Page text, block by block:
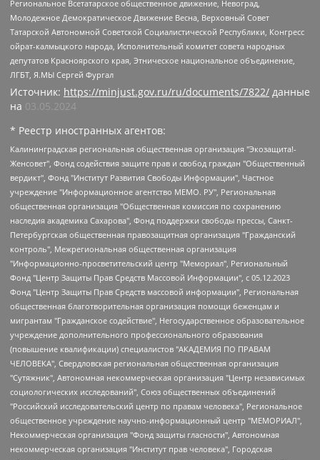
Региональное Всетатарское общественное движение, Невоград,
Молодежное Демократическое Движение Весна, Верховный Совет
Татарской Автономной Советской Социалистической Республики, Конгресс
ойрат-калмыцкого народа, Исполнительный комитет совета народных
депутатов Красноярского края, Этническое национальное объединение,
ЛГБТ, Я.МЫ Сергей Фургал
Источник: https://minjust.gov.ru/ru/documents/7822/ данные
на 03.05.2024
* Реестр иностранных агентов:
Калининградская региональная общественная организация "Экозащита!-Женсовет", Фонд содействия защите прав и свобод граждан "Общественный вердикт", Фонд "Институт Развития Свободы Информации", Частное учреждение "Информационное агентство МЕМО. РУ", Региональная общественная организация "Общественная комиссия по сохранению наследия академика Сахарова", Фонд поддержки свободы прессы, Санкт-Петербургская общественная правозащитная организация "Гражданский контроль", Межрегиональная общественная организация "Информационно-просветительский центр "Мемориал", Региональный Фонд "Центр Защиты Прав Средств Массовой Информации", с 05.12.2023 Фонд "Центр Защиты Прав Средств массовой информации", Региональная общественная благотворительная организация помощи беженцам и мигрантам "Гражданское содействие", Негосударственное образовательное учреждение дополнительного профессионального образования (повышение квалификации) специалистов "АКАДЕМИЯ ПО ПРАВАМ ЧЕЛОВЕКА", Свердловская региональная общественная организация "Сутяжник", Автономная некоммерческая организация "Центр независимых социологических исследований", Союз общественных объединений "Российский исследовательский центр по правам человека", Региональное общественное учреждение научно-информационный центр "МЕМОРИАЛ", Некоммерческая организация "Фонд защиты гласности", Автономная некоммерческая организация "Институт прав человека", Городская общественная организация "Екатеринбургское общество "МЕМОРИАЛ", Городская общественная организация "Рязанское историко-просветительское и правозащитное общество "Мемориал" (Рязанский Мемориал), Челябинский региональный орган общественной самодеятельности – женское общественное объединение "Женщины Евразии", Челябинский региональный орган общественной самодеятельности "Уральская правозащитная группа", Фонд содействия защите здоровья и социальной справедливости имени Андрея Рылькова, Автономная Некоммерческая Организация "Аналитический Центр Юрия Левады", Автономная некоммерческая организация социальной поддержки населения "Проект Апрель", Региональная общественная организация помощи женщинам и детям, находящимся в кризисной ситуации "Информационно-методический центр "Анна", Фонд содействия развитию массовых коммуникаций и правовому просвещению "Так-так-Так", Фонд содействия устойчивому развитию "Серебряная тайга", Свердловский региональный общественный фонд социальных проектов "Новое время", "Idel.Реалии", Кавказ.Реалии, Крым.Реалии, Телеканал Настоящее Время, Татаро-башкирская служба Радио Свобода (Azatliq Radiosi), Радио Свободная Европа/Радио Свобода (PCE/PC), "Сибирь.Реалии", "Фактограф", Благотворительный фонд помощи осужденным и их семьям, Автономная некоммерческая организация "Институт глобализации и социальных движений", Фонд "В защиту прав заключенных", Частное учреждение "Центр поддержки и содействия развитию средств массовой информации", Пензенский региональный общественный благотворительный фонд "Гражданский союз", "Север.Реалии", Некоммерческая организация Фонд "Правовая инициатива", Общество с ограниченной ответственностью "Радио Свободная Европа/Радио Свобода", Чешское информационное агентство "MEDIUM-ORIENT", Красноярская региональная общественная организация "Мы против СПИДа", Камалягин Денис Николаевич, Маркелов Сергей Евгеньевич, Пономарев Лев Александрович, Савицкая Людмила Алексеевна, Автономная некоммерческая организация "Центр по работе с проблемой насилия "НАСИЛИЮ.НЕТ", Межрегиональный профессиональный союз работников здравоохранения "Альянс врачей", Юридическое лицо, зарегистрированное в Латвийской Республике, SIA "Medusa Project" (регистрационный номер 40103797863, дата регистрации 10.06.2014), Некоммерческая организация "Фонд по борьбе с коррупцией", Автономная некоммерческая организация "Институт права и публичной политики", Баданин Роман Сергеевич, Гликин Максим Александрович, Железнова Мария Михайловна, Лукьянова Юлия Сергеевна, Маетная Елизавета Витальевна, Маняхин Петр Борисович, Чуракова Ольга Владимировна, Ярош Юлия Петровна, Юридическое лицо "The Insider SIA", зарегистрированное в Риге, Латвийская Республика (дата регистрации 26.06.2015), являющееся администратором доменного имени интернет-издания "The Insider SIA", https://theins.ru, Постернак Алексей Евгеньевич, Рубин Михаил Аркадьевич, Анин Роман Александрович, Юридическое лицо Istories fonds, зарегистрированное в Латвийской Республике (регистрационный номер 50008295751, дата регистрации 24.02.2020), Великовский Дмитрий Александрович, Долинина Ирина Николаевна, Мароховская Алеся Алексеевна, Шлейнов Роман Юрьевич, Шмагун Олеся Валентиновна, Общество с ограниченной ответственностью "Альтаир 2021", Общество с ограниченной ответственностью "Вега 2021", Общество с ограниченной ответственностью "Главный редактор 2021", Общество с ограниченной ответственностью "Ромашки монолит", Важенков Артем Валерьевич, Ивановская областная общественная организация "Центр гендерных исследований", Гурман Юрий Альбертович, Медиапроект "ОВД-Инфо", Егоров Владимир Владимирович, Жилинский Владимир Александрович, Общество с ограниченной ответственностью "ЗП", Иванова София Юрьевна, Карезина Инна Павловна, Кильтау Екатерина Викторовна, Петров Алексей Викторович, Пискунов Сергей Евгеньевич, Смирнов Сергей Сергеевич, Тихонов Михаил Сергеевич, Общество с ограниченной ответственностью "ЖУРНАЛИСТ-ИНОСТРАННЫЙ АГЕНТ", Арапова Галина Юрьевна, Вольтская Татьяна Анатольевна, Американская компания "Mason G.E.S. Anonymous Foundation" (США), являющаяся владельцем интернет-издания https://mnews.world/, Компания "Stichting Bellingcat", зарегистрированная в Нидерландах (дата регистрации 11.07.2018), Захаров Андрей Вячеславович, Клепиковская Екатерина Дмитриевна, Общество с ограниченной ответственностью "МЕМО", Перл Роман Александрович, Симонов Евгений Алексеевич, Соловьева Елена Анатольевна, Сотников Даниил Владимирович, Сурначева Елизавета Дмитриевна, Автономная некоммерческая организация по защите прав человека и информированию населения "Якутия – Наше Мнение", Общество с ограниченной ответственностью "Москоу диджитал медиа", с 26.01.2023 Общество с ограниченной ответственностью "Чайка Белые сады", Ветошкина Валерия Валерьевна, Заговора Максим Александрович, Межрегиональное общественное движение "Российская ЛГБТ - сеть", Оленичев Максим Владимирович, Павлов Иван Юрьевич, Скворцова Елена Сергеевна, Общество с ограниченной ответственностью "Как бы инагент", Кочетков Игорь Викторович, Общество с ограниченной ответственностью "Честные выборы", Еланчик Олег Александрович, Общество с ограниченной ответственностью "Нобелевский призыв", Гималова Регина Эмилевна, Григорьев Андрей Валерьевич, Григорьева Алина Александровна, Ассоциация по содействию защите прав призывников, альтернативнослужащих и военнослужащих "Правозащитная группа "Гражданин.Армия.Право", Хисамова Регина Фаритовна, Автономная некоммерческая организация по реализации социально-правовых программ "Лилит", Дальневосточное общественное движение "Маяк", Санкт-Петербургская ЛГБТ-инициативная группа "Выход", Инициативная группа ЛГБТ+ "Реверс", Алексеев Андрей Викторович, Бекбулатова Таисия Львовна, Беляев Иван Михайлович, Владыкина Елена Сергеевна, Гельман Марат Александрович, Никульшина Вероника Юрьевна, Толоконникова Надежда Андреевна, Шендерович Виктор Анатольевич, Общество с ограниченной ответственностью "Данное сообщение", Общество с ограниченной ответственностью Издательский дом "Новая глава", Айнбиндер Александра Александровна, Московский комьюнити-центр для ЛГБТ+инициатив, Благотворительный фонд развития филантропии, Deutsche Welle (Германия, Kurt-Schumacher-Strasse 3, 53113 Bonn), Борзунова Мария Михайловна, Воробьев Виктор Викторович, Голубева Анна Львовна, Константинова Алла Михайловна, Малкова Ирина Владимировна, Мурадов Мурад Абдулгалимович, Осетинская Елизавета Николаевна, Понасенков Евгений Николаевич, Ганапольский Матвей Юрьевич, Киселев Евгений Алексеевич, Борухович Ирина Григорьевна, Дремин Иван Тимофеевич, Дубровский Дмитрий Викторович, Красноярская региональная общественная организация поддержки и развития альтернативных образовательных технологий и межкультурных коммуникаций "ИНТЕРРА", Маяковская Екатерина Алексеевна, Фейгин Марк Захарович, Филимонов Андрей Викторович, Дзугкоева Регина Николаевна, Доброхотов Роман Александрович, Дудь Юрий Александрович, Елкин Сергей Владимирович, Кругликов Кирилл Игоревич, Сабунаева Мария Леонидовна, Семенов Алексей Владимирович, Шаинян Карен Багратович, Шульман Екатерина Михайловна, Асафьев Артур Валерьевич, Вахштайн Виктор Семенович, Венедиктов Алексей Алексеевич, Лушникова Екатерина Евгеньевна, Волков Леонид Михайлович, Невзоров Александр Глебович, Пархоменко Сергей Борисович, Сироткин Ярослав Николаевич, Кара-Мурза Владимир Владимирович, Баранова Наталья Владимировна, Гозман Леонид Яковлевич, Кагарлицкий Борис Юльевич, Климарев Михаил Валерьевич, Милов Владимир Станиславович, Автономная некоммерческая организация Краснодарский центр современного искусства "Типография", Моргенштерн Алишер Тагирович, Соболь Любовь Эдуардовна, Общество с ограниченной ответственностью "ЛИЗА НОРМ", Каспаров Гарри Кимович, Ходорковский Михаил Борисович, Общество с ограниченной ответственностью "Апрельские тезисы", Данилович Ирина Брониславовна, Кашин Олег Владимирович, Петров Николай Владимирович, Пивоваров Алексей Владимирович, Соколов Михаил Владимирович, Цветкова Юлия Владимировна, Чичваркин Евгений Александрович, Комитет против пыток/Команда против пыток, Общество с ограниченной ответственностью "Первый научный", Общество с ограниченной ответственностью "Вертолет и ко", Белоцерковская Вероника Борисовна, Кац Максим Евгеньевич, Лазарева Татьяна Юрьевна, Шаведдинов Руслан Табризович, Яшин Илья Валерьевич, Общество с ограниченной ответственностью "Иноагент ААВ", Алешковский Дмитрий Петрович, Альбац Евгения Марковна, Быков Дмитрий Львович, Галямина Юлия Евгеньевна, Лойко Сергей Леонидович, Мартынов Кирилл Константинович, Медведев Сергей Александрович, Крашенинников Федор Геннадиевич, Гордеева Катерина Вл